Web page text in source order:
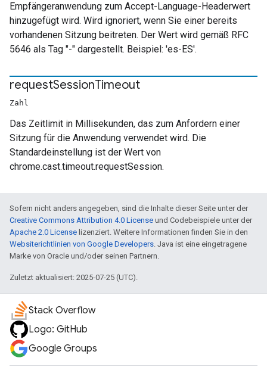
Empfängeranwendung zum Accept-Language-Headerwert
hinzugefügt wird. Wird ignoriert, wenn Sie einer bereits
vorhandenen Sitzung beitreten. Der Wert wird gemäß RFC
5646 als Tag "-" dargestellt. Beispiel: 'es-ES'.
requestSessionTimeout
Zahl
Das Zeitlimit in Millisekunden, das zum Anfordern einer
Sitzung für die Anwendung verwendet wird. Die
Standardeinstellung ist der Wert von
chrome.cast.timeout.requestSession.
Sofern nicht anders angegeben, sind die Inhalte dieser Seite unter der
Creative Commons Attribution 4.0 License und Codebeispiele unter der
Apache 2.0 License lizenziert. Weitere Informationen finden Sie in den
Websiterichtlinien von Google Developers. Java ist eine eingetragene
Marke von Oracle und/oder seinen Partnern.
Zuletzt aktualisiert: 2025-07-25 (UTC).
Stack Overflow
Logo: GitHub
Google Groups